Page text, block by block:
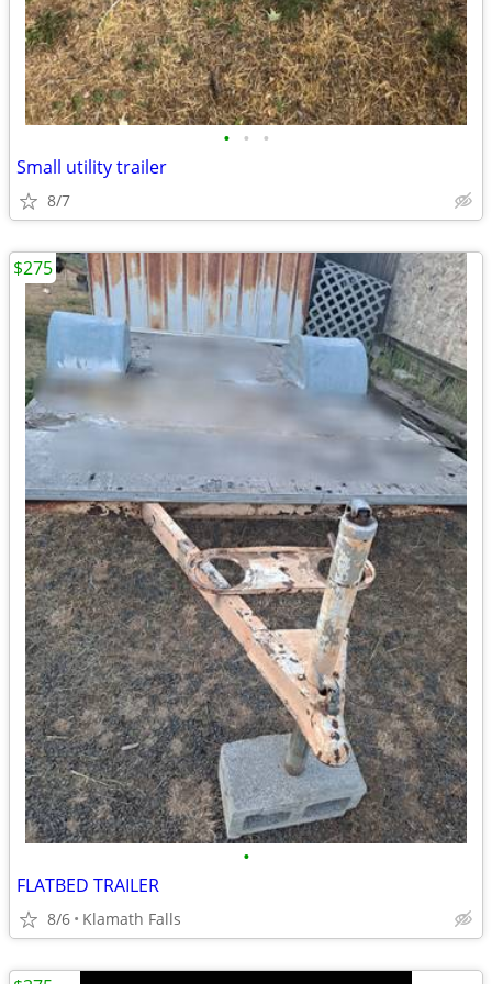
• • •
Small utility trailer
8/7
•
FLATBED TRAILER
8/6 Klamath Falls
$275